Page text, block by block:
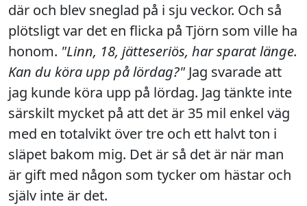
där och blev sneglad på i sju veckor. Och så
plötsligt var det en flicka på Tjörn som ville ha
honom. "Linn, 18, jätteseriös, har sparat länge.
Kan du köra upp på lördag?" Jag svarade att
jag kunde köra upp på lördag. Jag tänkte inte
särskilt mycket på att det är 35 mil enkel väg
med en totalvikt över tre och ett halvt ton i
släpet bakom mig. Det är så det är när man
är gift med någon som tycker om hästar och
själv inte är det.